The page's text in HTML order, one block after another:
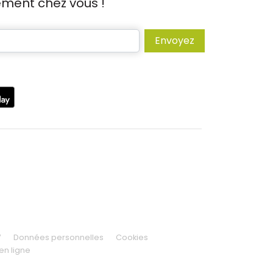
Envoyez
Données personnelles
Cookies
ligne